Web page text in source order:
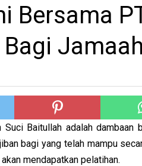
Bersama
Jamaah
Suci Baitullah adalah dambaan
bagi yang telah mampu
mendapatkan pelatihan.